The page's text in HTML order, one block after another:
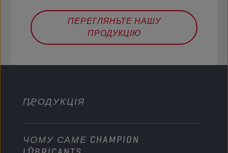
ПЕРЕГЛЯНЬТЕ НАШУ
ПРОДУКЦІЮ
ПРОДУКЦІЯ
Легкові автомобілі
ЧОМУ САМЕ CHAMPION